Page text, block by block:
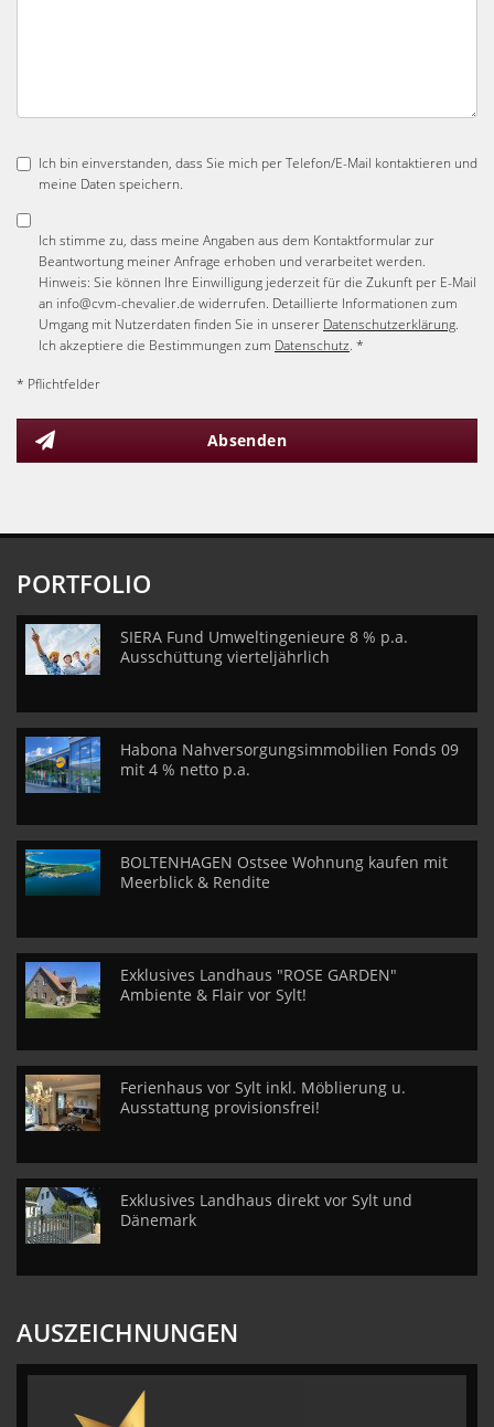
Ich bin einverstanden, dass Sie mich per Telefon/E-Mail kontaktieren und
meine Daten speichern.
Ich stimme zu, dass meine Angaben aus dem Kontaktformular zur
Beantwortung meiner Anfrage erhoben und verarbeitet werden.
Hinweis: Sie können Ihre Einwilligung jederzeit für die Zukunft per E-Mail
an info@cvm-chevalier.de widerrufen. Detaillierte Informationen zum
Umgang mit Nutzerdaten finden Sie in unserer Datenschutzerklärung.
Ich akzeptiere die Bestimmungen zum Datenschutz. *
* Pflichtfelder
Absenden
PORTFOLIO
SIERA Fund Umweltingenieure 8 % p.a.
Ausschüttung vierteljährlich
Habona Nahversorgungsimmobilien Fonds 09
mit 4 % netto p.a.
BOLTENHAGEN Ostsee Wohnung kaufen mit
Meerblick & Rendite
Exklusives Landhaus "ROSE GARDEN"
Ambiente & Flair vor Sylt!
Ferienhaus vor Sylt inkl. Möblierung u.
Ausstattung provisionsfrei!
Exklusives Landhaus direkt vor Sylt und
Dänemark
AUSZEICHNUNGEN